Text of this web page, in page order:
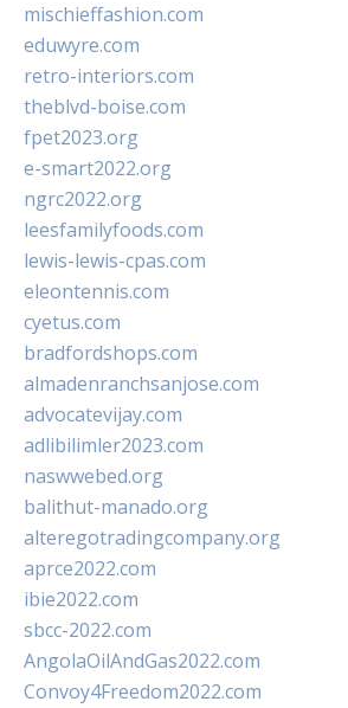
mischieffashion.com
eduwyre.com
retro-interiors.com
theblvd-boise.com
fpet2023.org
e-smart2022.org
ngrc2022.org
leesfamilyfoods.com
lewis-lewis-cpas.com
eleontennis.com
cyetus.com
bradfordshops.com
almadenranchsanjose.com
advocatevijay.com
adlibilimler2023.com
naswwebed.org
balithut-manado.org
alteregotradingcompany.org
aprce2022.com
ibie2022.com
sbcc-2022.com
AngolaOilAndGas2022.com
Convoy4Freedom2022.com